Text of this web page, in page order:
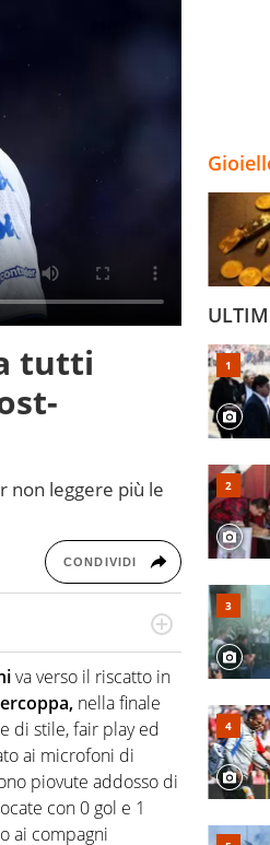
tutti
non leggere più le
CONDIVIDI
l'apice quando ha
va verso il riscatto in
nella finale
di stile, fair play ed
ai microfoni di
piovute addosso di
con 0 gol e 1
ai compagni